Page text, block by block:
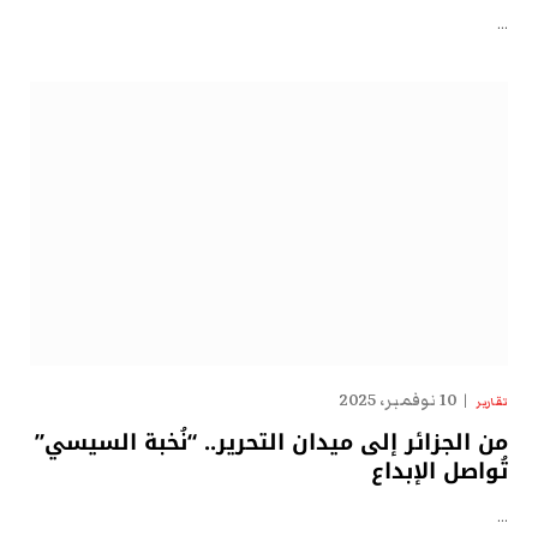
…
تقارير 10 نوفمبر، 2025
من الجزائر إلى ميدان التحرير.. “نُخبة السيسي”
تُواصل الإبداع
…